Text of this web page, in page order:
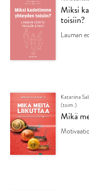
Miksi
toisiin?
Lauman
Katariina
(toim.)
Mikä